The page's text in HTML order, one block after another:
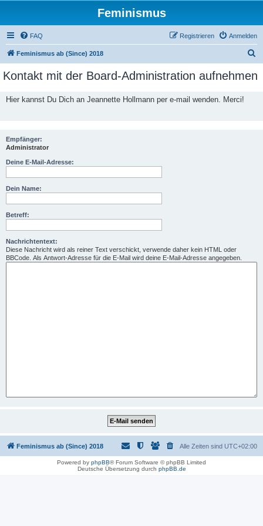
Feminismus
FAQ Anmelden
Registrieren
Feminismus ab (Since) 2018
c
Kontakt mit der Board-Administration aufnehmen
Hier kannst Du Dich an Jeannette Hollmann per e-mail wenden. Merci!
Empfänger:
Administrator
Deine E-Mail-Adresse:
Dein Name:
Betreff:
Nachrichtentext:
Diese Nachricht wird als reiner Text verschickt, verwende daher kein HTML oder
BBCode. Als Antwort-Adresse für die E-Mail wird deine E-Mail-Adresse angegeben.
Feminismus ab (Since) 2018 Alle Zeiten sind UTC+02:00
Powered by phpBB® Forum Software © phpBB Limited
Deutsche Übersetzung durch phpBB.de